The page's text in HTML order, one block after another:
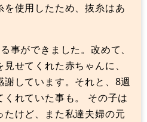
使用したため、抜糸はあ
事ができました。改めて、
せてくれた赤ちゃんに、
しています。それと、8週
れていた事も。 その子は
けど、また私達夫婦の元